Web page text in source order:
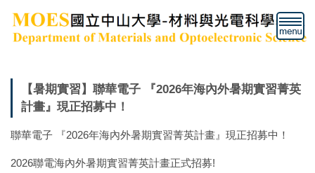
跳
到
主
【暑期實習】聯華電子 『2026年海內外暑期實習菁英
計畫』現正招募中！
聯華電子 『2026年海內外暑期實習菁英計畫』現正招募中！
2026聯電海內外暑期實習菁英計畫正式招募!